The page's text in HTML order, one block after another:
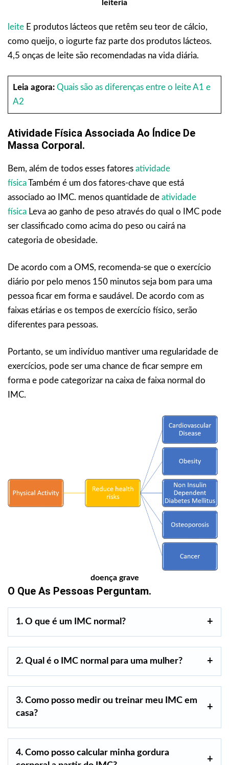
leiteria
leite E produtos lácteos que retêm seu teor de cálcio,
como queijo, o iogurte faz parte dos produtos lácteos.
4,5 onças de leite são recomendadas na vida diária.
Leia agora:Quais são as diferenças entre o leite A1 e
A2
Atividade Física Associada Ao Índice De
Massa Corporal.
Bem, além de todos esses fatores atividade
físicaTambém é um dos fatores-chave que está
associado ao IMC. menos quantidade de atividade
física Leva ao ganho de peso através do qual o IMC pode
ser classificado como acima do peso ou cairá na
categoria de obesidade.
De acordo com a OMS, recomenda-se que o exercício
diário por pelo menos 150 minutos seja bom para uma
pessoa ficar em forma e saudável. De acordo com as
faixas etárias e os tempos de exercício físico, serão
diferentes para pessoas.
Portanto, se um indivíduo mantiver uma regularidade de
exercícios, pode ser uma chance de ficar sempre em
forma e pode categorizar na caixa de faixa normal do
IMC.
doença grave
O Que As Pessoas Perguntam.
1. O que é um IMC normal?
2. Qual é o IMC normal para uma mulher?
3. Como posso medir ou treinar meu IMC em
casa?
4. Como posso calcular minha gordura